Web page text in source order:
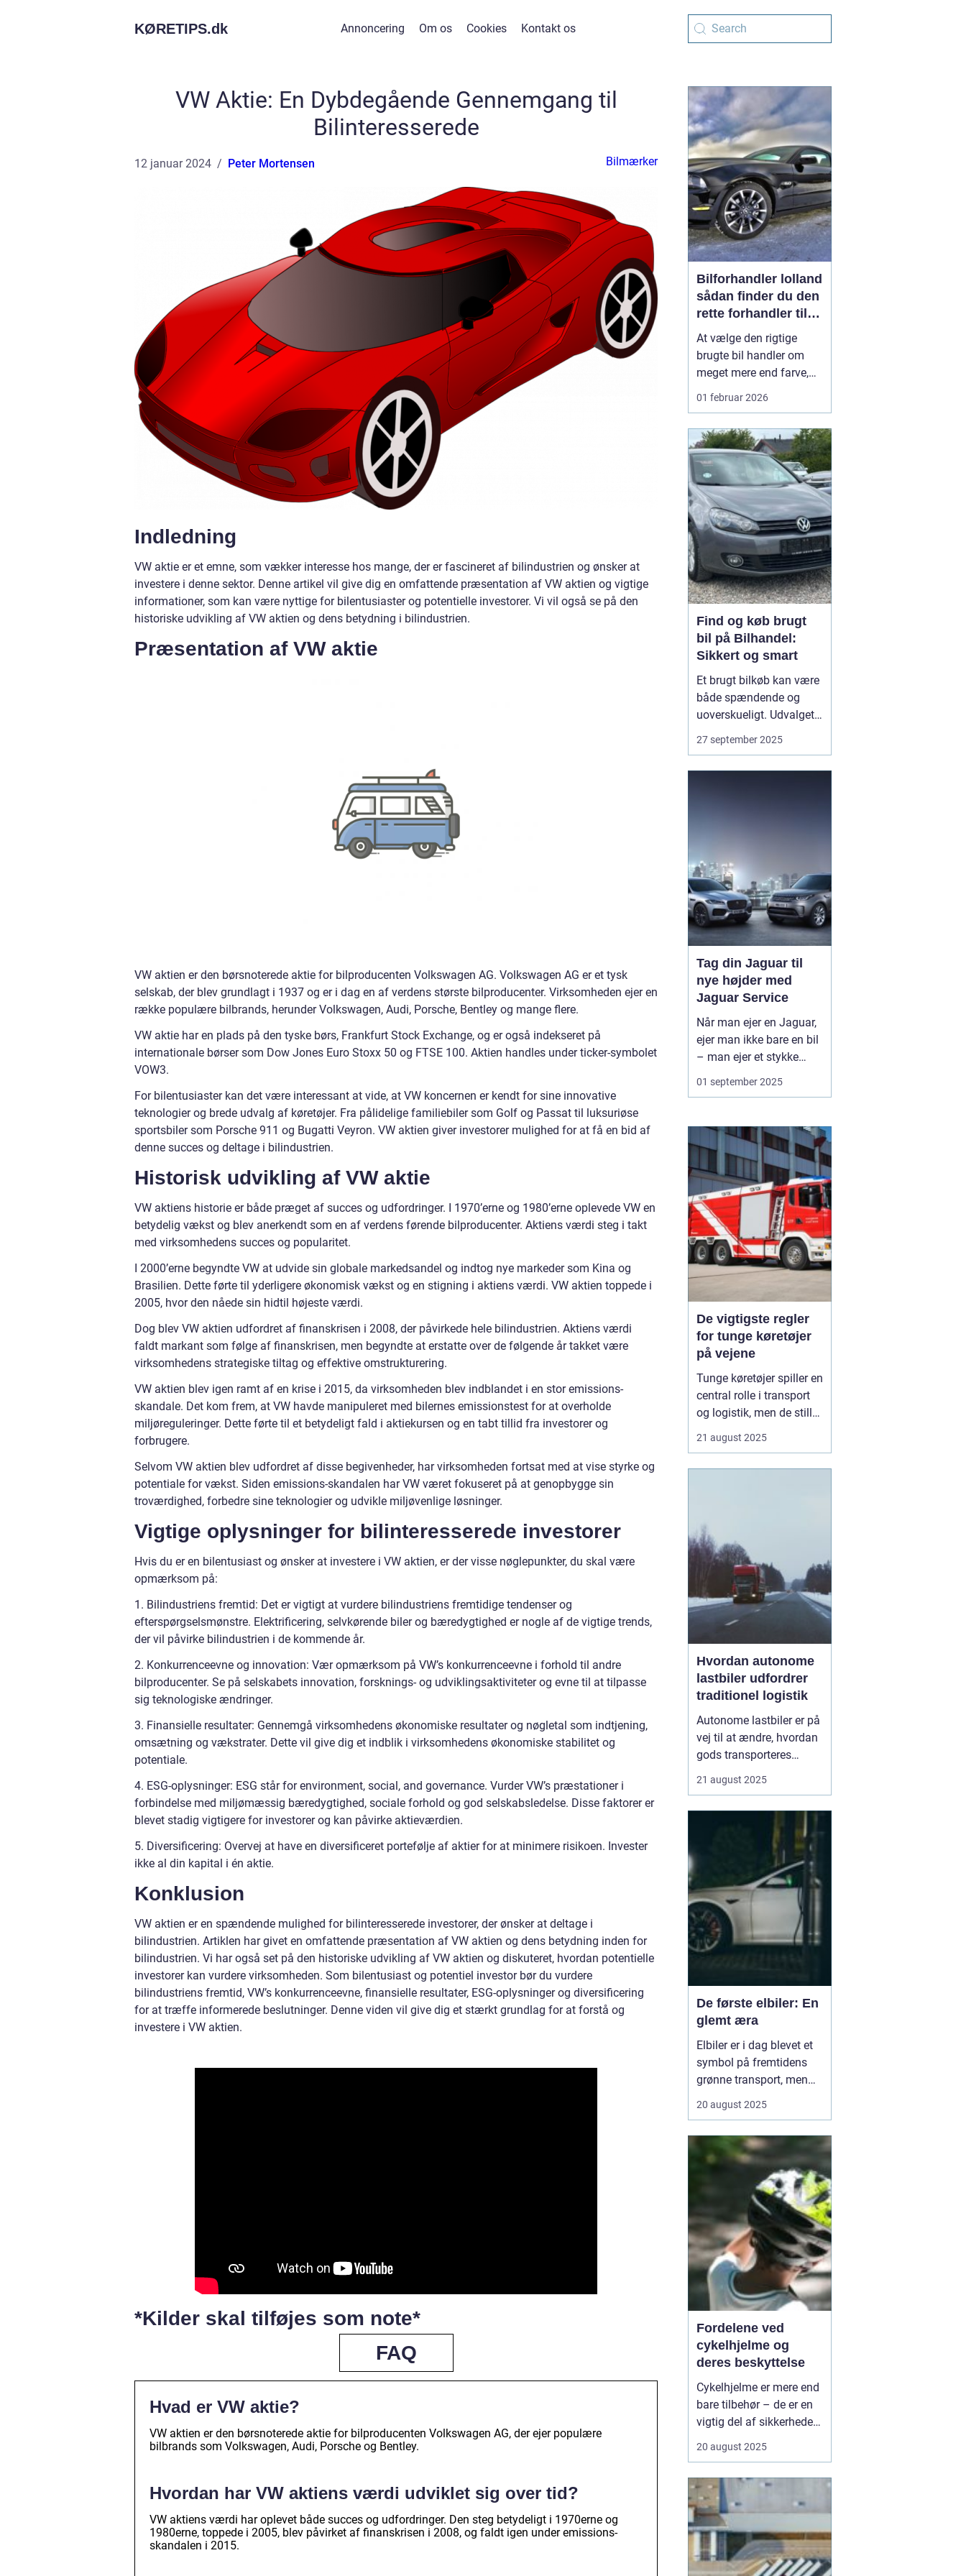
KØRETIPS.dk Annoncering Om os Cookies Kontakt os
VW Aktie: En Dybdegående Gennemgang til
Bilinteresserede
12 januar 2024 Peter Mortensen Bilmærker
Indledning
VW aktie er et emne, som vækker interesse hos mange, der er fascineret af bilindustrien og ønsker at
investere i denne sektor. Denne artikel vil give dig en omfattende præsentation af VW aktien og vigtige
informationer, som kan være nyttige for bilentusiaster og potentielle investorer. Vi vil også se på den
historiske udvikling af VW aktien og dens betydning i bilindustrien.
Præsentation af VW aktie
VW aktien er den børsnoterede aktie for bilproducenten Volkswagen AG. Volkswagen AG er et tysk
selskab, der blev grundlagt i 1937 og er i dag en af verdens største bilproducenter. Virksomheden ejer en
række populære bilbrands, herunder Volkswagen, Audi, Porsche, Bentley og mange flere.
VW aktie har en plads på den tyske børs, Frankfurt Stock Exchange, og er også indekseret på
internationale børser som Dow Jones Euro Stoxx 50 og FTSE 100. Aktien handles under ticker-symbolet
VOW3.
For bilentusiaster kan det være interessant at vide, at VW koncernen er kendt for sine innovative
teknologier og brede udvalg af køretøjer. Fra pålidelige familiebiler som Golf og Passat til luksuriøse
sportsbiler som Porsche 911 og Bugatti Veyron. VW aktien giver investorer mulighed for at få en bid af
denne succes og deltage i bilindustrien.
Historisk udvikling af VW aktie
VW aktiens historie er både præget af succes og udfordringer. I 1970’erne og 1980’erne oplevede VW en
betydelig vækst og blev anerkendt som en af verdens førende bilproducenter. Aktiens værdi steg i takt
med virksomhedens succes og popularitet.
I 2000’erne begyndte VW at udvide sin globale markedsandel og indtog nye markeder som Kina og
Brasilien. Dette førte til yderligere økonomisk vækst og en stigning i aktiens værdi. VW aktien toppede i
2005, hvor den nåede sin hidtil højeste værdi.
Dog blev VW aktien udfordret af finanskrisen i 2008, der påvirkede hele bilindustrien. Aktiens værdi
faldt markant som følge af finanskrisen, men begyndte at erstatte over de følgende år takket være
virksomhedens strategiske tiltag og effektive omstrukturering.
VW aktien blev igen ramt af en krise i 2015, da virksomheden blev indblandet i en stor emissions-
skandale. Det kom frem, at VW havde manipuleret med bilernes emissionstest for at overholde
miljøreguleringer. Dette førte til et betydeligt fald i aktiekursen og en tabt tillid fra investorer og
forbrugere.
Selvom VW aktien blev udfordret af disse begivenheder, har virksomheden fortsat med at vise styrke og
potentiale for vækst. Siden emissions-skandalen har VW været fokuseret på at genopbygge sin
troværdighed, forbedre sine teknologier og udvikle miljøvenlige løsninger.
Vigtige oplysninger for bilinteresserede investorer
Hvis du er en bilentusiast og ønsker at investere i VW aktien, er der visse nøglepunkter, du skal være
opmærksom på:
1. Bilindustriens fremtid: Det er vigtigt at vurdere bilindustriens fremtidige tendenser og
efterspørgselsmønstre. Elektrificering, selvkørende biler og bæredygtighed er nogle af de vigtige trends,
der vil påvirke bilindustrien i de kommende år.
2. Konkurrenceevne og innovation: Vær opmærksom på VW’s konkurrenceevne i forhold til andre
bilproducenter. Se på selskabets innovation, forsknings- og udviklingsaktiviteter og evne til at tilpasse
sig teknologiske ændringer.
3. Finansielle resultater: Gennemgå virksomhedens økonomiske resultater og nøgletal som indtjening,
omsætning og vækstrater. Dette vil give dig et indblik i virksomhedens økonomiske stabilitet og
potentiale.
4. ESG-oplysninger: ESG står for environment, social, and governance. Vurder VW’s præstationer i
forbindelse med miljømæssig bæredygtighed, sociale forhold og god selskabsledelse. Disse faktorer er
blevet stadig vigtigere for investorer og kan påvirke aktieværdien.
5. Diversificering: Overvej at have en diversificeret portefølje af aktier for at minimere risikoen. Invester
ikke al din kapital i én aktie.
Konklusion
VW aktien er en spændende mulighed for bilinteresserede investorer, der ønsker at deltage i
bilindustrien. Artiklen har givet en omfattende præsentation af VW aktien og dens betydning inden for
bilindustrien. Vi har også set på den historiske udvikling af VW aktien og diskuteret, hvordan potentielle
investorer kan vurdere virksomheden. Som bilentusiast og potentiel investor bør du vurdere
bilindustriens fremtid, VW’s konkurrenceevne, finansielle resultater, ESG-oplysninger og diversificering
for at træffe informerede beslutninger. Denne viden vil give dig et stærkt grundlag for at forstå og
investere i VW aktien.
*Kilder skal tilføjes som note*
FAQ
Hvad er VW aktie?
VW aktien er den børsnoterede aktie for bilproducenten Volkswagen AG, der ejer populære
bilbrands som Volkswagen, Audi, Porsche og Bentley.
Hvordan har VW aktiens værdi udviklet sig over tid?
VW aktiens værdi har oplevet både succes og udfordringer. Den steg betydeligt i 1970erne og
1980erne, toppede i 2005, blev påvirket af finanskrisen i 2008, og faldt igen under emissions-
skandalen i 2015.
Bilforhandler lolland
sådan finder du den
rette forhandler til
din næste brugte bil
At vælge den rigtige
brugte bil handler om
meget mere end farve,
mærke og pris. For
bilforhandler mindst lige
så vigtigt som selve
bilen. En god forhandler
kan gøre forskellen
mellem et trygt bilkøb og
en dyr fe...
01 februar 2026
Find og køb brugt
bil på Bilhandel:
Sikkert og smart
Et brugt bilkøb kan være
både spændende og
uoverskueligt. Udvalget
er stort, modellerne
mange, og priserne
27 september 2025
Tag din Jaguar til
nye højder med
Jaguar Service
Når man ejer en Jaguar,
ejer man ikke bare en bil
– man ejer et stykke
britisk bilhistorie, hvor
elegance, ydeevne og
hånd. For at bevare
bilens unikke karakter og
sikre mange års køre...
01 september 2025
De vigtigste regler
for tunge køretøjer
på vejene
Tunge køretøjer spiller en
central rolle i transport
og logistik, men de stiller
sikkerhed og ansvar på
21 august 2025
Hvordan autonome
lastbiler udfordrer
traditionel logistik
Autonome lastbiler er på
vej til at ændre, hvordan
gods transporteres
med avancerede
kunstig intelligens kan
disse køretøjer navigere
lange strækninger uden
menneskelig fø...
21 august 2025
De første elbiler: En
glemt æra
Elbiler er i dag blevet et
symbol på fremtidens
grønne transport, men
køretøjer går langt
slutningen af 1800-tallet
og begyndelsen af 1900-
tallet eksperimenterede
opfindere ...
20 august 2025
Fordelene ved
cykelhjelme og
deres beskyttelse
Cykelhjelme er mere end
bare tilbehør – de er en
vigtig del af sikkerheden
år sker der tusindvis af
af dem kunne have fået
mindre alvorlige
konsekvenser med
korrekt beskyttel...
20 august 2025